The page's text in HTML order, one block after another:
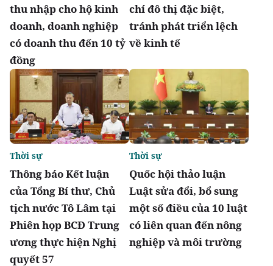
thu nhập cho hộ kinh
doanh, doanh nghiệp
có doanh thu đến 10 tỷ
đồng
chí đô thị đặc biệt,
tránh phát triển lệch
về kinh tế
Thông báo Kết luận
của Tổng Bí thư, Chủ
tịch nước Tô Lâm tại
Phiên họp BCĐ Trung
ương thực hiện Nghị
quyết 57
Thời sự
Quốc hội thảo luận
Luật sửa đổi, bổ sung
một số điều của 10 luật
có liên quan đến nông
nghiệp và môi trường
Thời sự